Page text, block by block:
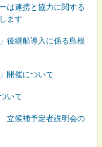
は連携と協力に関する
ます
後継船導入に係る島根
開催について
いて
立候補予定者説明会の